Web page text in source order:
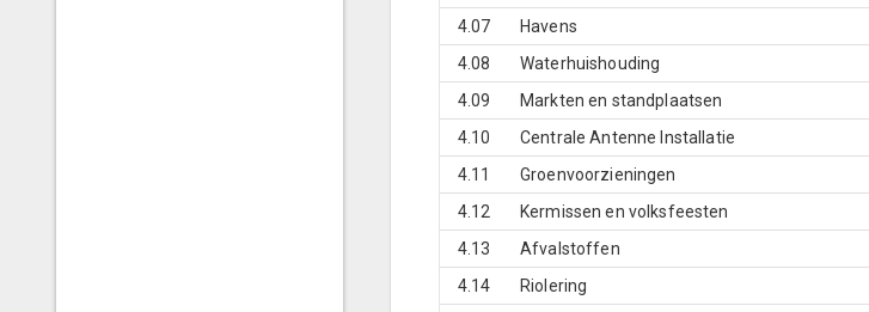
4.07
Havens
4.08
Waterhuishouding
4.09
Markten en standplaatsen
4.10
Centrale Antenne Installatie
4.11
Groenvoorzieningen
4.12
Kermissen en volksfeesten
4.13
Afvalstoffen
4.14
Riolering